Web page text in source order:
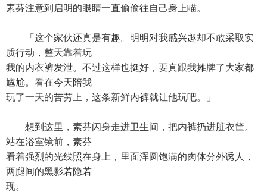
素芬注意到启明的眼睛一直偷偷往自己身上瞄。
「这个家伙还真是有趣。明明对我感兴趣却不敢采取实
质行动，整天靠着玩
我的内衣裤发泄。不过这样也挺好，要真跟我摊牌了大家都
尴尬。看在今天陪我
玩了一天的苦劳上，这条新鲜内裤就让他玩吧。」
想到这里，素芬闪身走进卫生间，把内裤扔进脏衣筐。
站在浴室镜前，素芬
看着强烈的光线照在身上，里面浑圆饱满的肉体分外诱人，
两腿间的黑影若隐若
现。